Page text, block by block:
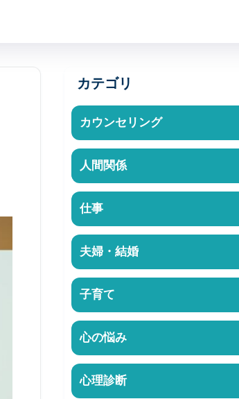
カテゴリ
カウンセリング
人間関係
仕事
夫婦・結婚
子育て
心の悩み
心理診断